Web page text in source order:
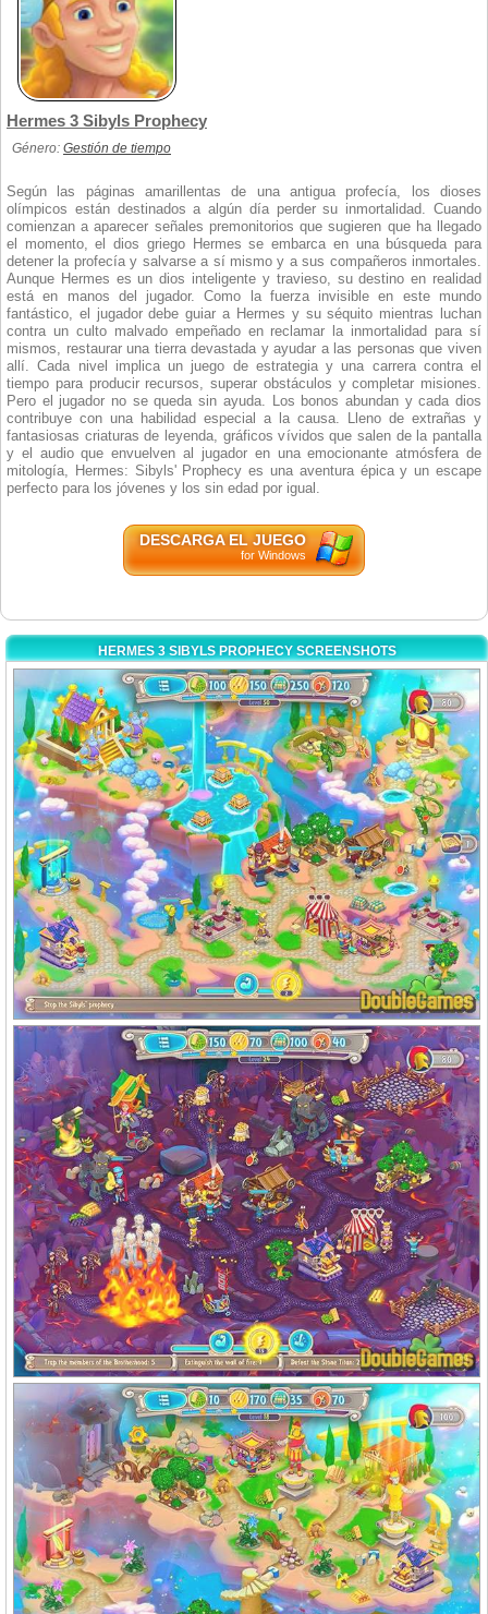
Hermes 3 Sibyls Prophecy
Género: Gestión de tiempo
Según las páginas amarillentas de una antigua profecía, los dioses
olímpicos están destinados a algún día perder su inmortalidad. Cuando
comienzan a aparecer señales premonitorios que sugieren que ha llegado
el momento, el dios griego Hermes se embarca en una búsqueda para
detener la profecía y salvarse a sí mismo y a sus compañeros inmortales.
Aunque Hermes es un dios inteligente y travieso, su destino en realidad
está en manos del jugador. Como la fuerza invisible en este mundo
fantástico, el jugador debe guiar a Hermes y su séquito mientras luchan
contra un culto malvado empeñado en reclamar la inmortalidad para sí
mismos, restaurar una tierra devastada y ayudar a las personas que viven
allí. Cada nivel implica un juego de estrategia y una carrera contra el
tiempo para producir recursos, superar obstáculos y completar misiones.
Pero el jugador no se queda sin ayuda. Los bonos abundan y cada dios
contribuye con una habilidad especial a la causa. Lleno de extrañas y
fantasiosas criaturas de leyenda, gráficos vívidos que salen de la pantalla
y el audio que envuelven al jugador en una emocionante atmósfera de
mitología, Hermes: Sibyls' Prophecy es una aventura épica y un escape
perfecto para los jóvenes y los sin edad por igual.
DESCARGA EL JUEGO
for Windows
HERMES 3 SIBYLS PROPHECY SCREENSHOTS